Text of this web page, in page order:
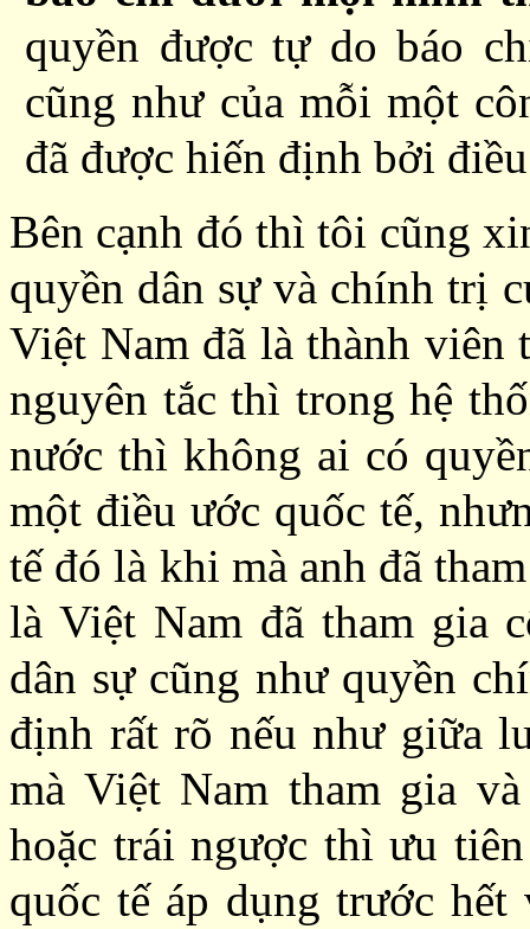
quyền được tự do báo
cũng như của mỗi một
đã được hiến định bởi
Bên cạnh đó thì tôi cũng
quyền dân sự và chính trị
Việt Nam đã là thành viên
nguyên tắc thì trong hệ
nước thì không ai có
một điều ước quốc tế,
tế đó là khi mà anh đã
là Việt Nam đã tham gia
dân sự cũng như quyền
định rất rõ nếu như giữa
mà Việt Nam tham gia
hoặc trái ngược thì ưu
quốc tế áp dụng trước